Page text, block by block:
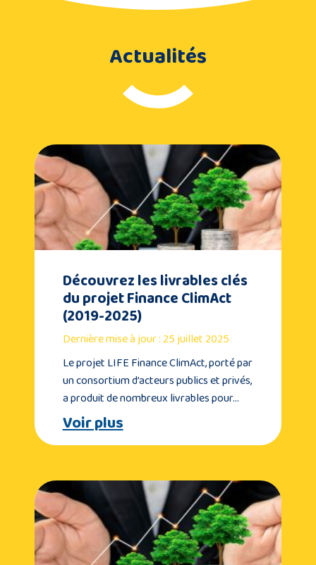
Actualités
Découvrez les livrables clés
du projet Finance ClimAct
(2019-2025)
Dernière mise à jour : 25 juillet 2025
Le projet LIFE Finance ClimAct, porté par
un consortium d’acteurs publics et privés,
a produit de nombreux livrables pour…
Voir plus